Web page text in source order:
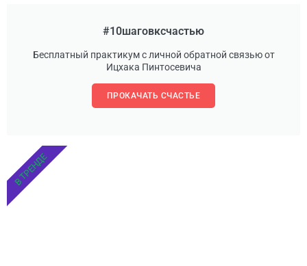
#10шаговксчастью
Бесплатный практикум с личной обратной связью от
Ицхака Пинтосевича
ПРОКАЧАТЬ СЧАСТЬЕ
В ТРЕНДЕ